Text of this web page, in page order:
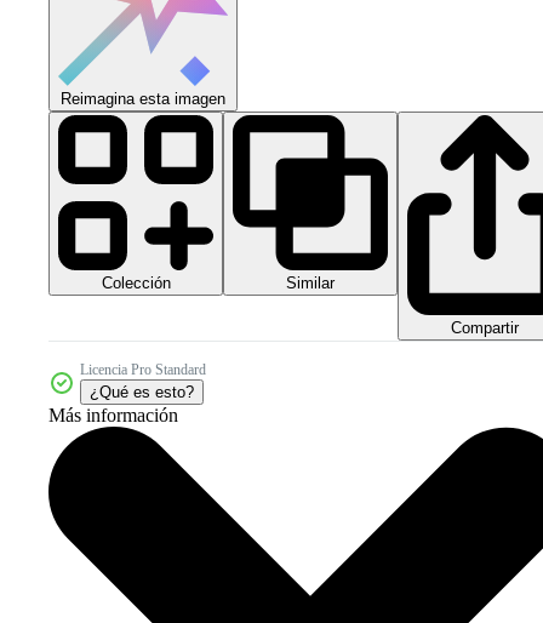
Reimagina esta imagen
Colección Similar
Compartir
Licencia Pro Standard
¿Qué es esto?
Más información